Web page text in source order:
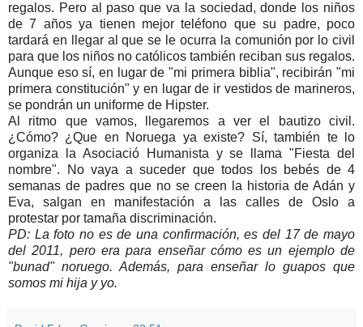
regalos. Pero al paso que va la sociedad, donde los niños
de 7 años ya tienen mejor teléfono que su padre, poco
tardará en llegar al que se le ocurra la comunión por lo civil
para que los niños no católicos también reciban sus regalos.
Aunque eso sí, en lugar de "mi primera biblia", recibirán "mi
primera constitución" y en lugar de ir vestidos de marineros,
se pondrán un uniforme de Hipster.
Al ritmo que vamos, llegaremos a ver el bautizo civil.
¿Cómo? ¿Que en Noruega ya existe? Sí, también te lo
organiza la Asociació Humanista y se llama "Fiesta del
nombre". No vaya a suceder que todos los bebés de 4
semanas de padres que no se creen la historia de Adán y
Eva, salgan en manifestación a las calles de Oslo a
protestar por tamaña discriminación.
PD: La foto no es de una confirmación, es del 17 de mayo
del 2011, pero era para enseñar cómo es un ejemplo de
"bunad" noruego. Además, para enseñar lo guapos que
somos mi hija y yo.